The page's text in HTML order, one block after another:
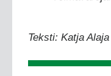
Teksti: Katja Alaja